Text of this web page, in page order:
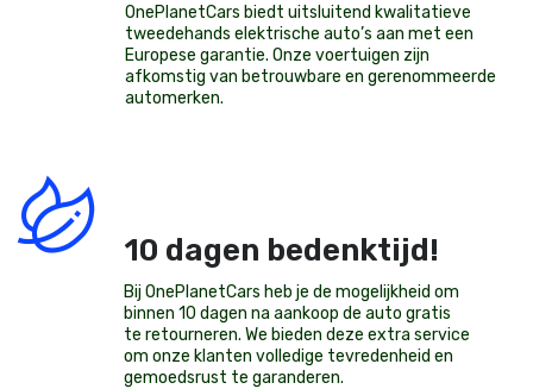
OnePlanetCars biedt uitsluitend kwalitatieve
tweedehands elektrische auto’s aan met een
Europese garantie. Onze voertuigen zijn
afkomstig van betrouwbare en gerenommeerde
automerken.
10 dagen bedenktijd!
Bij OnePlanetCars heb je de mogelijkheid om
binnen 10 dagen na aankoop de auto gratis
te retourneren. We bieden deze extra service
om onze klanten volledige tevredenheid en
gemoedsrust te garanderen.